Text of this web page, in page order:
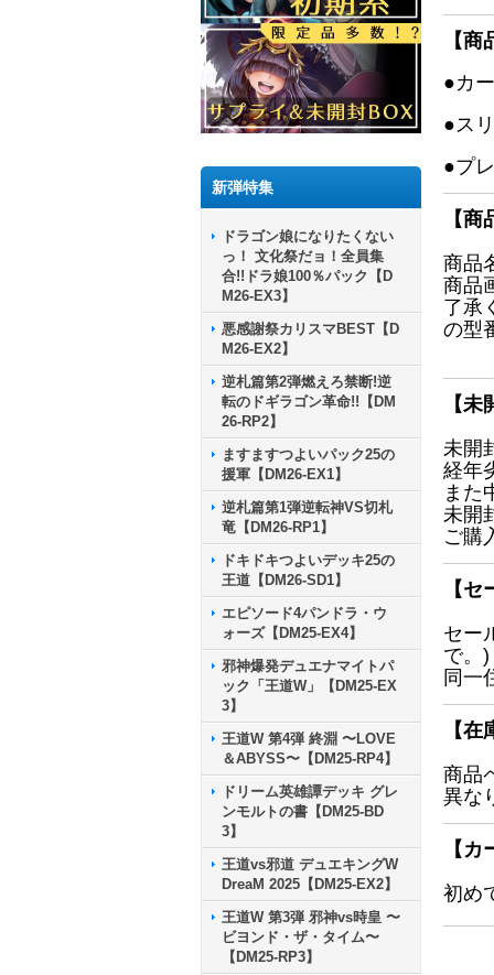
新弾特集
ドラゴン娘になりたくない
っ！ 文化祭だョ！全員集
合!!ドラ娘100％パック【D
M26-EX3】
悪感謝祭カリスマBEST【D
M26-EX2】
逆札篇第2弾燃えろ禁断!逆
転のドギラゴン革命!!【DM
26-RP2】
ますますつよいパック25の
援軍【DM26-EX1】
逆札篇第1弾逆転神VS切札
竜【DM26-RP1】
ドキドキつよいデッキ25の
王道【DM26-SD1】
エピソード4パンドラ・ウ
ォーズ【DM25-EX4】
邪神爆発デュエナマイトパ
ック「王道W」【DM25-EX
3】
王道W 第4弾 終淵 〜LOVE
＆ABYSS〜【DM25-RP4】
ドリーム英雄譚デッキ グレ
ンモルトの書【DM25-BD
3】
王道vs邪道 デュエキングW
DreaM 2025【DM25-EX2】
王道W 第3弾 邪神vs時皇 〜
ビヨンド・ザ・タイム〜
【DM25-RP3】
【
●カ
●ス
●プ
【
商品
商品
了承
の型
【
未開
経年
また
未開
ご購
【
セー
で。)
同一
【
商品
異な
【
初め